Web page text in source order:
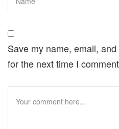
Save my name, email,
for the next time I